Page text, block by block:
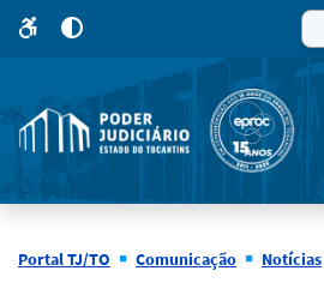
site
5
modo
de
alto
Portal TJ/TO Comunicação Notícias